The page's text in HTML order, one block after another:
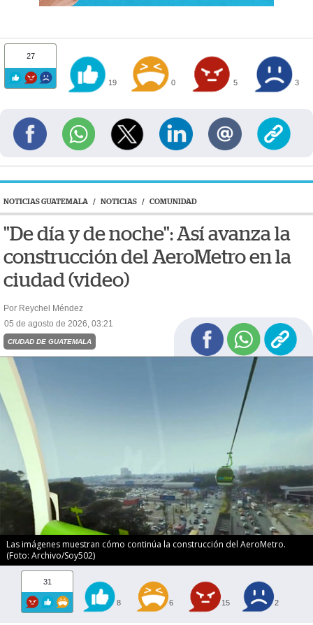
27
19 0 5 3
NOTICIAS GUATEMALA / NOTICIAS / COMUNIDAD
"De día y de noche": Así avanza la
construcción del AeroMetro en la
ciudad (video)
Por Reychel Méndez
05 de agosto de 2026, 03:21
CIUDAD DE GUATEMALA
Las imágenes muestran cómo continúa la construcción del AeroMetro.
(Foto: Archivo/Soy502)
31
8 6 15 2